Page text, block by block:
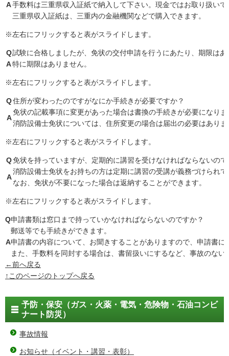
A手数料は三重県収入証紙で納入して下さい。現金ではお取り扱いで
三重県収入証紙は、三重内の金融機関などで購入できます。
※左右にフリックすると表がスライドします。
Q試験に合格しましたが、免状の交付申請を行うにあたり、期限はあ
A特に期限はありません。
※左右にフリックすると表がスライドします。
Q住所が変わったのですがなにか手続きが必要ですか？
A
免状の記載事項に変更があった場合は書換の手続きが必要になりま
消防設備士免状については、住所変更の場合は届出の必要はあり
※左右にフリックすると表がスライドします。
Q免状を持っていますが、定期的に講習を受けなければならないの
A
消防設備士免状をお持ちの方は定期に講習の受講が義務づけられ
なお、免状が不要になった場合は返納することができます。
※左右にフリックすると表がスライドします。
Q申請書類は窓口まで持っていかなければならないのですか？
A
郵送等でも手続きができます。
申請書の内容について、お聞きすることがありますので、申請書
また、手数料を同封する場合は、書留扱いにするなど、事故のない
←前へ戻る
↑このページのトップへ戻る
予防・保安（ガス・火薬・電気・危険物・石油コンビ
ナート防災）
事故情報
お知らせ（イベント・講習・表彰）